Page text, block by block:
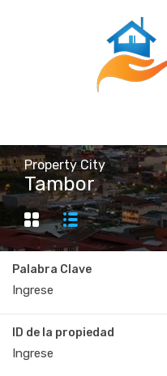
Property City
Tambor
Palabra Clave
ID de la propiedad